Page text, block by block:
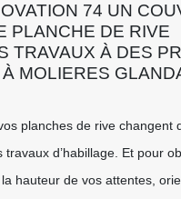
74 UN
PLANCHE DE RIVE
TRAVAUX À DES
MOLIERES
planches de rive changent
d’habillage. Et pour
hauteur de vos attentes,